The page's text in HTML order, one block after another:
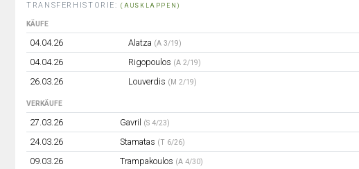
TRANSFERHISTORIE:(AUSKLAPPEN)
KÄUFE
04.04.26 Alatza (A 3/19)
04.04.26
Rigopoulos (A 2/19)
26.03.26
Louverdis (M 2/19)
VERKÄUFE
27.03.26 Gavril (S 4/23)
24.03.26
Stamatas (T 6/26)
09.03.26
Trampakoulos (A 4/30)